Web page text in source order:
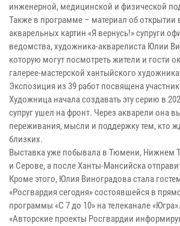
инженерной, медицинской и физической
Также в программе – материал об открытии
акварельных картин «Я вернусь!» супруги
ведомства, художника-акварелиста Юлии
которую могут посмотреть жители и гости
галерее-мастерской хантыйского
Экспозиция из 39 работ посвящена
Художница начала создавать эту серию в
супруг ушел на фронт. Через акварели она
переживания, мысли и поддержку тем, кто
близких.
Выставка уже побывала в Тюмени, Нижнем
и Серове, а после Ханты-Мансийска
Кроме этого, Юлия Виноградова стала
«Росгвардия сегодня» состоявшейся в
программы «С 7 до 10» на телеканале «Югра».
«Авторские проекты Росгвардии